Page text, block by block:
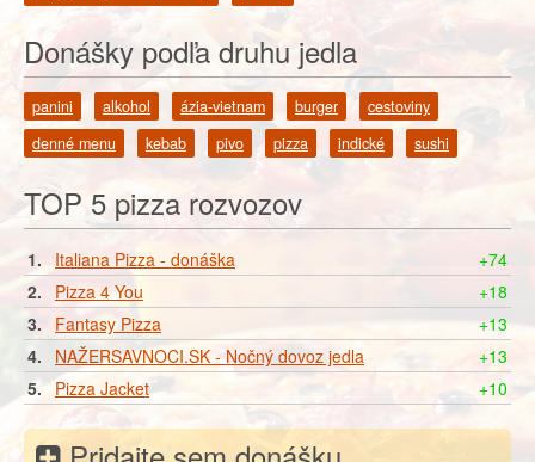
Donášky podľa druhu jedla
panini alkohol ázia-vietnam burger
cestoviny
denné menu
kebab pivo pizza indické sushi
TOP 5 pizza rozvozov
1. Italiana Pizza - donáška
+74
2.
Pizza 4 You
+18
3.
Fantasy Pizza
+13
4.
NAŽERSAVNOCI.SK - Nočný dovoz jedla
+13
5.
Pizza Jacket +10